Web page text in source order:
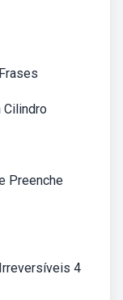
Cilindro
Preenche
4